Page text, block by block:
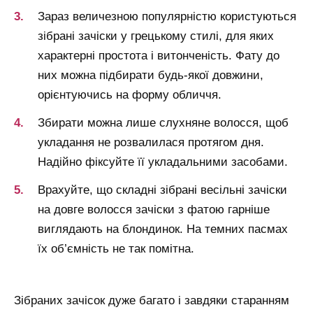
Зараз величезною популярністю користуються
зібрані зачіски у грецькому стилі, для яких
характерні простота і витонченість. Фату до
них можна підбирати будь-якої довжини,
орієнтуючись на форму обличчя.
Збирати можна лише слухняне волосся, щоб
укладання не розвалилася протягом дня.
Надійно фіксуйте її укладальними засобами.
Врахуйте, що складні зібрані весільні зачіски
на довге волосся зачіски з фатою гарніше
виглядають на блондинок. На темних пасмах
їх об’ємність не так помітна.
Зібраних зачісок дуже багато і завдяки старанням